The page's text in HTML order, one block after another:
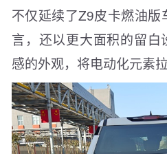
不仅延续了Z9皮卡燃油版
言，还以更大面积的留
感的外观，将电动化元素拉